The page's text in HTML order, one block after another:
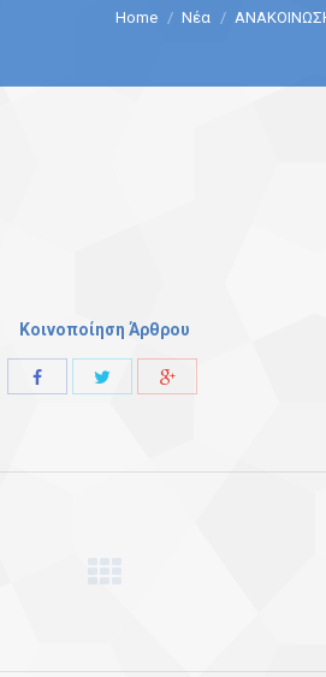
Home Νέα
Κοινοποίηση Άρθρου
Share